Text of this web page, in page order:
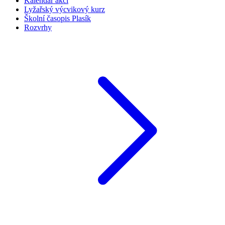
Lyžařský výcvikový kurz
Školní časopis Plasík
Rozvrhy